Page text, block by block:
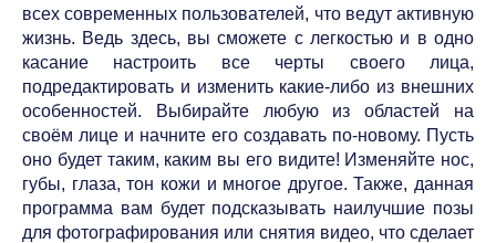
всех современных пользователей, что ведут активную
жизнь. Ведь здесь, вы сможете с легкостью и в одно
касание настроить все черты своего лица,
подредактировать и изменить какие-либо из внешних
особенностей. Выбирайте любую из областей на
своём лице и начните его создавать по-новому. Пусть
оно будет таким, каким вы его видите! Изменяйте нос,
губы, глаза, тон кожи и многое другое. Также, данная
программа вам будет подсказывать наилучшие позы
для фотографирования или снятия видео, что сделает